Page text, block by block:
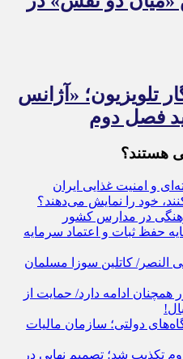
تلویزیون؛ «آژانس
فصل دوم
هستند؟
و امنیت غذایی ایران
خود را نمایش می‌دهند؟
در مدارس کشور
حفظ ثبات و اعتماد سرمایه
النصر/ کاتلین سوزا مسلمان
ادامه دارد/ حمایت از
دولتی؛ سازمان مالیات
دوم تکذیب شد؛ تصمیم نهایی در